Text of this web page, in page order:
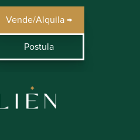
Vende/Alquila →
Postula